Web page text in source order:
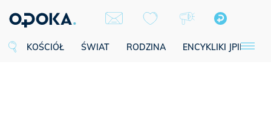
KOŚCIÓŁ ŚWIAT RODZINA ENCYKLIKI JPII